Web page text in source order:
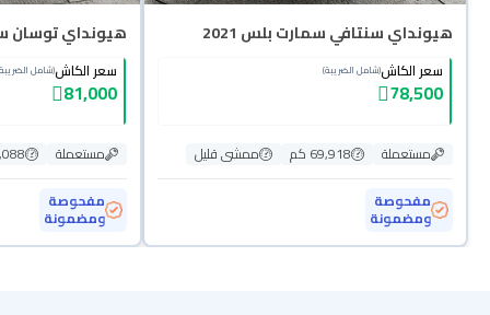
هيونداي سنتافي سمارت بلس 2021
سعر الكاش(شامل الضريبة)
78,500
مستعملة 69,918 كم
ممشى قليل
مفحوصة
ومضمونة
هيونداي توسان
سعر الكاش(شامل
81,000
مستعملة
مفحوصة
ومضمونة